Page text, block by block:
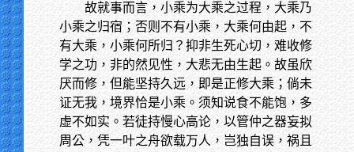
故就事而言，小乘为大乘之过程，大乘乃
小乘之归宿；否则不有小乘，大乘何由起，不
有大乘，小乘何所归？抑非生死心切，难收修
学之功，非的然见性，大悲无由生起。故虽欣
厌而修，但能坚持久远，即是正修大乘；倘未
证无我，境界恰是小乘。须知说食不能饱，多
虚不如实。若徒持慢心高论，以管仲之器妄拟
周公，凭一叶之舟欲载万人，岂独自误，祸且